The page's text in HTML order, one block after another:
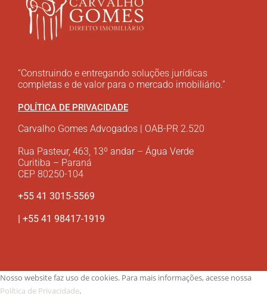
“Construindo e entregando soluções jurídicas
completas e de valor para o mercado imobiliário.”
POLÍTICA DE PRIVACIDADE
Carvalho Gomes Advogados | OAB-PR 2.520
Rua Pasteur, 463, 13º andar – Água Verde
Curitiba – Paraná
CEP 80250-104
+55 41 3015-5569
| +55 41 98417-1919
Nosso website faz uso de cookies. Para mais informações, acesse nossa
Política de Privacidade.